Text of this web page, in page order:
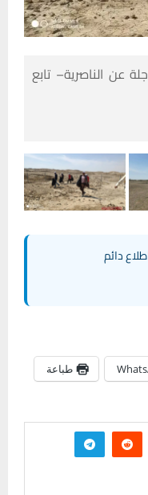
عن الناصرية– تابع
دائم
طباعة